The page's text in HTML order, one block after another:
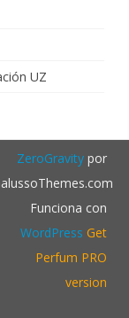
UZ
ZeroGravitypor
Funciona con
WordPress Get
Perfum PRO
version